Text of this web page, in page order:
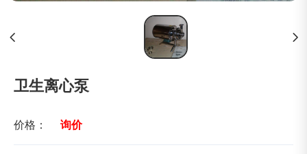
卫生离心泵
价格： 询价